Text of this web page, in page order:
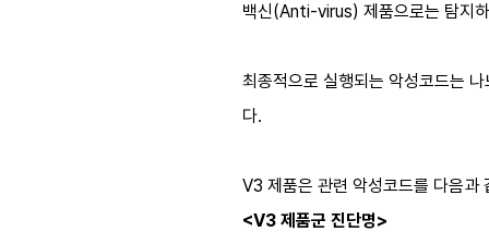
백신(Anti-virus) 제품으로는 탐지
최종적으로 실행되는 악성코드는
다.
V3 제품은 관련 악성코드를 다음과
<V3 제품군 진단명>